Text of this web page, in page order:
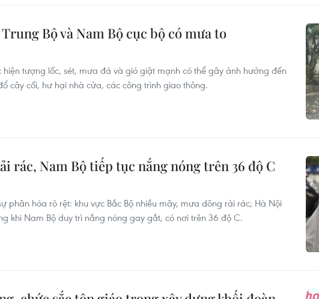
Bộ và Nam Bộ cục bộ có mưa to
tượng lốc, sét, mưa đá và gió giật mạnh có thể gây ảnh hưởng đến
cây cối, hư hại nhà cửa, các công trình giao thông.
rác, Nam Bộ tiếp tục nắng nóng trên 36 độ C
phân hóa rõ rệt: khu vực Bắc Bộ nhiều mây, mưa dông rải rác; Hà Nội
khi Nam Bộ duy trì nắng nóng gay gắt, có nơi trên 36 độ C.